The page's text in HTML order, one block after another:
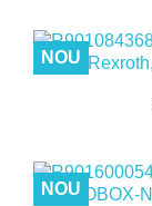
NOU
NOU